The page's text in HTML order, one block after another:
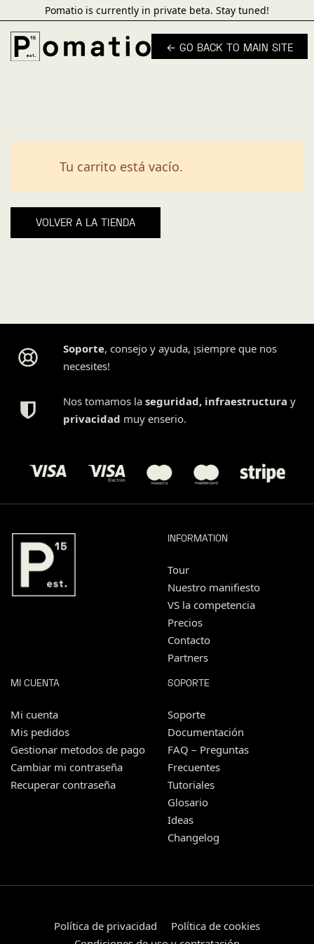
Pomatio is currently in private beta. Stay tuned!
← GO BACK TO MAIN SITE
Tu carrito está vacío.
VOLVER A LA TIENDA
Soporte, consejo y ayuda, ¡siempre que nos
necesites!
Nos tomamos la seguridad, infraestructura y
privacidad muy enserio.
INFORMATION
Tour
Nuestro manifiesto
VS la competencia
Precios
Contacto
Partners
MI CUENTA
Mi cuenta
Mis pedidos
Gestionar metodos de pago
Cambiar mi contraseña
Recuperar contraseña
SOPORTE
Soporte
Documentación
FAQ – Preguntas
Frecuentes
Tutoriales
Glosario
Ideas
Changelog
Política de privacidad
Política de cookies